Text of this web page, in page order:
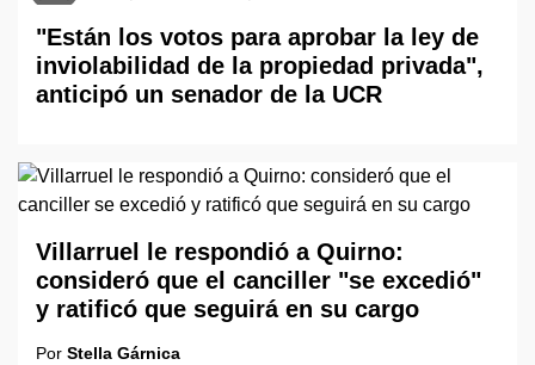
"Están los votos para aprobar la ley de
inviolabilidad de la propiedad privada",
anticipó un senador de la UCR
Villarruel le respondió a Quirno:
consideró que el canciller "se excedió"
y ratificó que seguirá en su cargo
Por Stella Gárnica